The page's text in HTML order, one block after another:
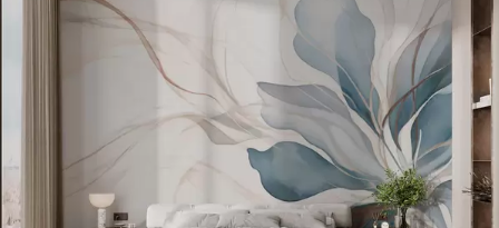
/m²
Premium vinyl
310